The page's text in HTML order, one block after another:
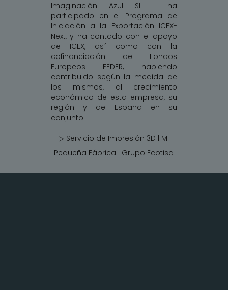
Imaginación Azul SL . ha
participado en el Programa de
Iniciación a la Exportación ICEX-
Next, y ha contado con el apoyo
de ICEX, así como con la
cofinanciación de Fondos
Europeos FEDER, habiendo
contribuido según la medida de
los mismos, al crecimiento
económico de esta empresa, su
región y de España en su
conjunto.
▷ Servicio de Impresión 3D | Mi
Pequeña Fábrica | Grupo Ecotisa